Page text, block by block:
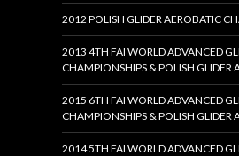
2012 POLISH GLIDER AEROBATIC
2013 4TH FAI WORLD ADVANCED
CHAMPIONSHIPS & POLISH GLIDER
2015 6TH FAI WORLD ADVANCED
CHAMPIONSHIPS & POLISH GLIDER
2014 5TH FAI WORLD ADVANCED